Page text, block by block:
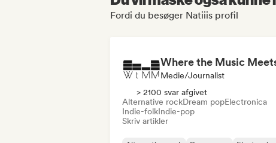
Fordi du besøger Natiiis profil
Where the Music
Medie/journalist
> 2100 svar afgivet
Alternative rockDream popElectronica
Indie-folkIndie-pop
Skriv artikler